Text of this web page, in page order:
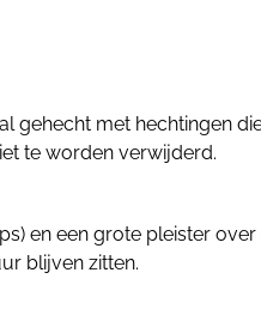
gehecht met hechtingen
te worden verwijderd.
en een grote pleister over
blijven zitten.